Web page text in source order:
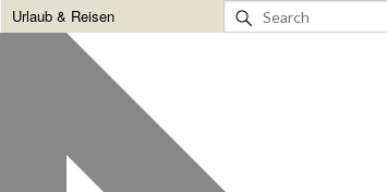
Urlaub & Reisen